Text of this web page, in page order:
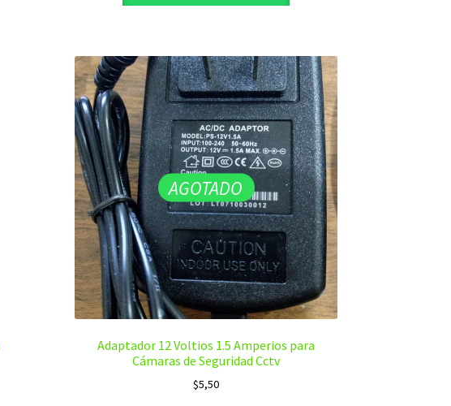
AGOTADO
Adaptador 12 Voltios 1.5 Amperios para
Cámaras de Seguridad Cctv
$5,50